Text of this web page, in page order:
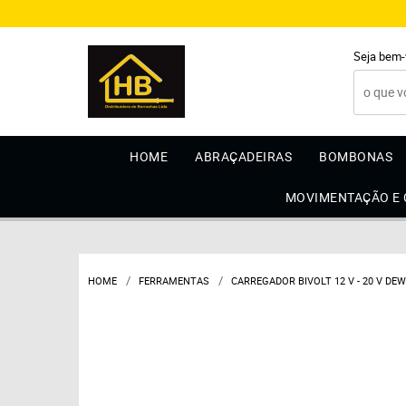
Seja
HOME ABRAÇADEIRAS BOMBONAS
MOVIMENTAÇÃO E
HOME FERRAMENTAS CARREGADOR BIVOLT 12 V - 20 V